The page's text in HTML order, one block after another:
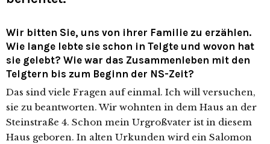
Wir bitten Sie, uns von ihrer Familie zu erzählen.
Wie lange lebte sie schon in Telgte und wovon hat
sie gelebt? Wie war das Zusammenleben mit den
Telgtern bis zum Beginn der NS-Zeit?
Das sind vie­le Fragen auf ein­mal. Ich will ver­su­chen,
sie zu beant­wor­ten. Wir wohn­ten in dem Haus an der
Steinstraße 4. Schon mein Urgroßvater ist in die­sem
Haus gebo­ren. In alten Urkunden wird ein Salomon